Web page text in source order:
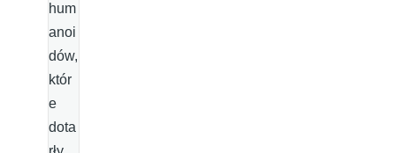
hum
anoi
dów,
któr
e
dota